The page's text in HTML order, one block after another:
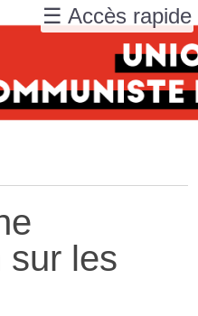
sur les
☰ Accès rapide